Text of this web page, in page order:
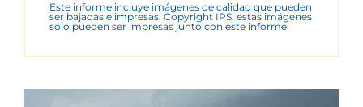
Este informe incluye imágenes de calidad que pueden
ser bajadas e impresas. Copyright IPS, estas imágenes
sólo pueden ser impresas junto con este informe